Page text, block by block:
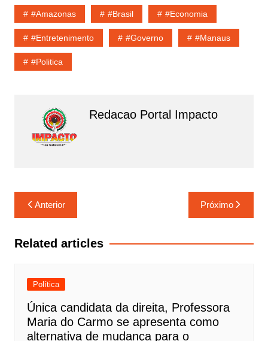
c
e
b
o
k
at
s
A
p
e
gr
a
ai
l
ar
e
#amazonas #Brasil #economia
#entretenimento #governo #Manaus
#politica
Redacao Portal Impacto
Navegação
de
Post
Anterior Próximo
Related articles
Política
Única candidata da direita, Professora
Maria do Carmo se apresenta como
alternativa de mudança para o